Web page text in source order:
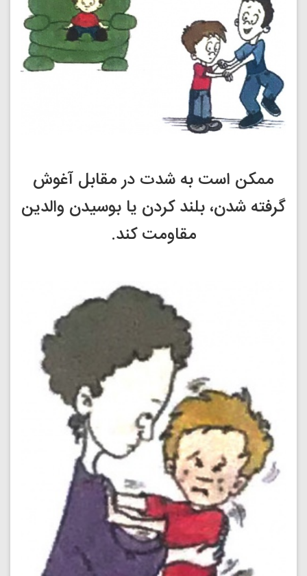
ممکن است به شدت در مقابل آغوش
گرفته شدن، بلند کردن یا بوسیدن والدین
مقاومت کند.